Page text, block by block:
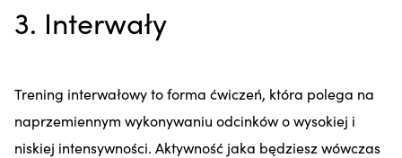
3. Interwały
Trening interwałowy to forma ćwiczeń, która polega na
naprzemiennym wykonywaniu odcinków o wysokiej i
niskiej intensywności. Aktywność jaka będziesz wówczas